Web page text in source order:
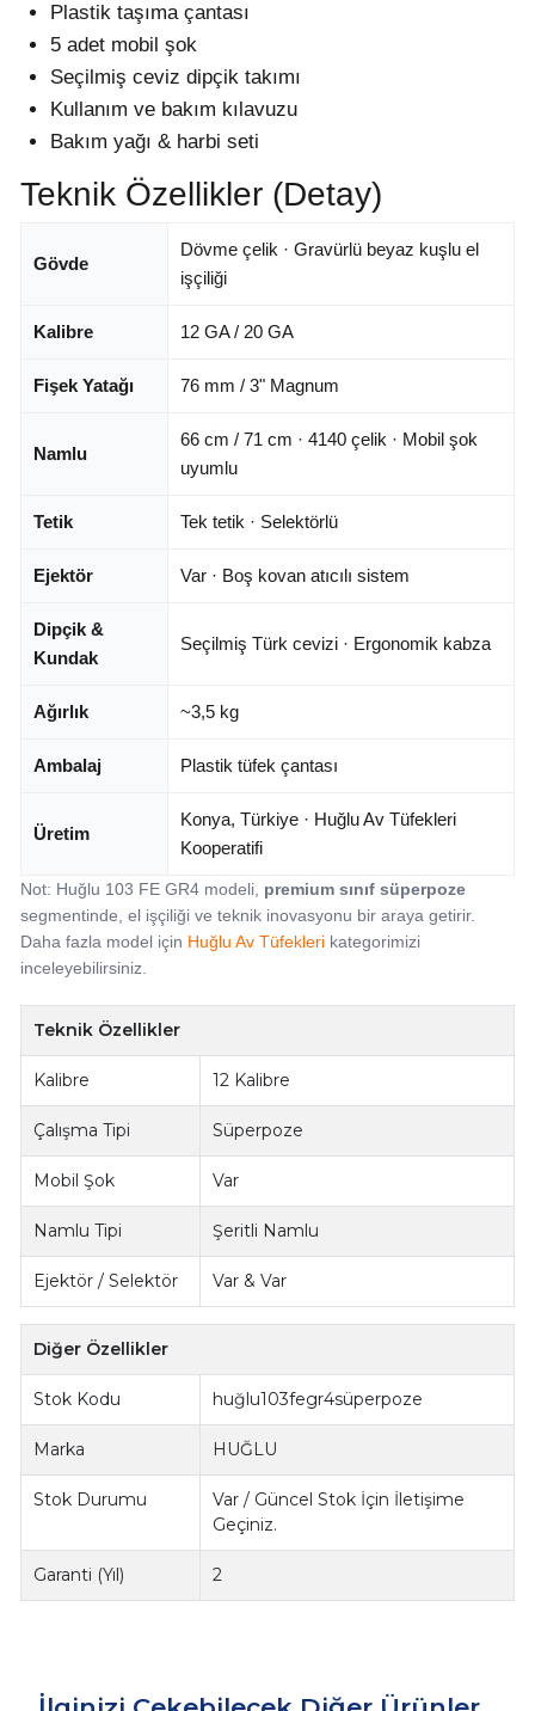
Plastik taşıma çantası
5 adet mobil şok
Seçilmiş ceviz dipçik takımı
Kullanım ve bakım kılavuzu
Bakım yağı & harbi seti
Teknik Özellikler (Detay)
Gövde
Dövme çelik · Gravürlü beyaz kuşlu el
işçiliği
Kalibre 12 GA / 20 GA
Fişek Yatağı 76 mm / 3" Magnum
Namlu
66 cm / 71 cm · 4140 çelik · Mobil şok
uyumlu
Tetik Tek tetik · Selektörlü
Ejektör Var · Boş kovan atıcılı sistem
Dipçik &
Kundak
Seçilmiş Türk cevizi · Ergonomik kabza
Ağırlık ~3,5 kg
Ambalaj Plastik tüfek çantası
Üretim
Konya, Türkiye · Huğlu Av Tüfekleri
Kooperatifi
Not: Huğlu 103 FE GR4 modeli, premium sınıf süperpoze
segmentinde, el işçiliği ve teknik inovasyonu bir araya getirir.
Daha fazla model için Huğlu Av Tüfeklerikategorimizi
inceleyebilirsiniz.
Teknik Özellikler
Kalibre 12 Kalibre
Çalışma Tipi Süperpoze
Mobil Şok Var
Namlu Tipi Şeritli Namlu
Ejektör / Selektör Var & Var
Diğer Özellikler
Stok Kodu huğlu103fegr4süperpoze
Marka HUĞLU
Stok Durumu
Var / Güncel Stok İçin İletişime
Geçiniz.
Garanti (Yıl) 2